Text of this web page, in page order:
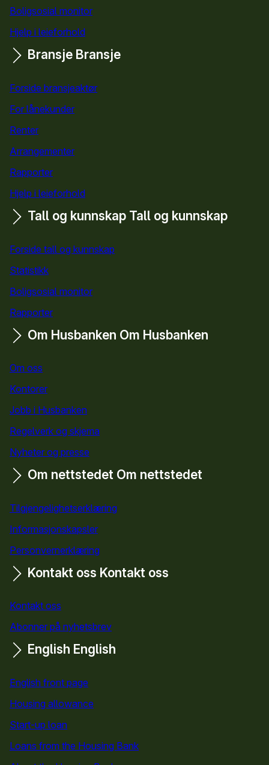
Boligsosial monitor
Hjelp i leieforhold
Bransje Bransje
Forside bransjeaktør
For lånekunder
Renter
Arrangementer
Rapporter
Hjelp i leieforhold
Tall og kunnskap Tall og kunnskap
Forside tall og kunnskap
Statistikk
Boligsosial monitor
Rapporter
Om Husbanken Om Husbanken
Om oss
Kontorer
Jobb i Husbanken
Regelverk og skjema
Nyheter og presse
Om nettstedet Om nettstedet
Tilgjengelighetserklæring
Informasjonskapsler
Personvernerklæring
Kontakt oss Kontakt oss
Kontakt oss
Abonner på nyhetsbrev
English English
English front page
Housing allowance
Start-up loan
Loans from the Housing Bank